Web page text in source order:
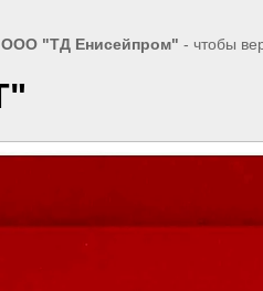
ООО "ТД Енисейпром" - чтобы